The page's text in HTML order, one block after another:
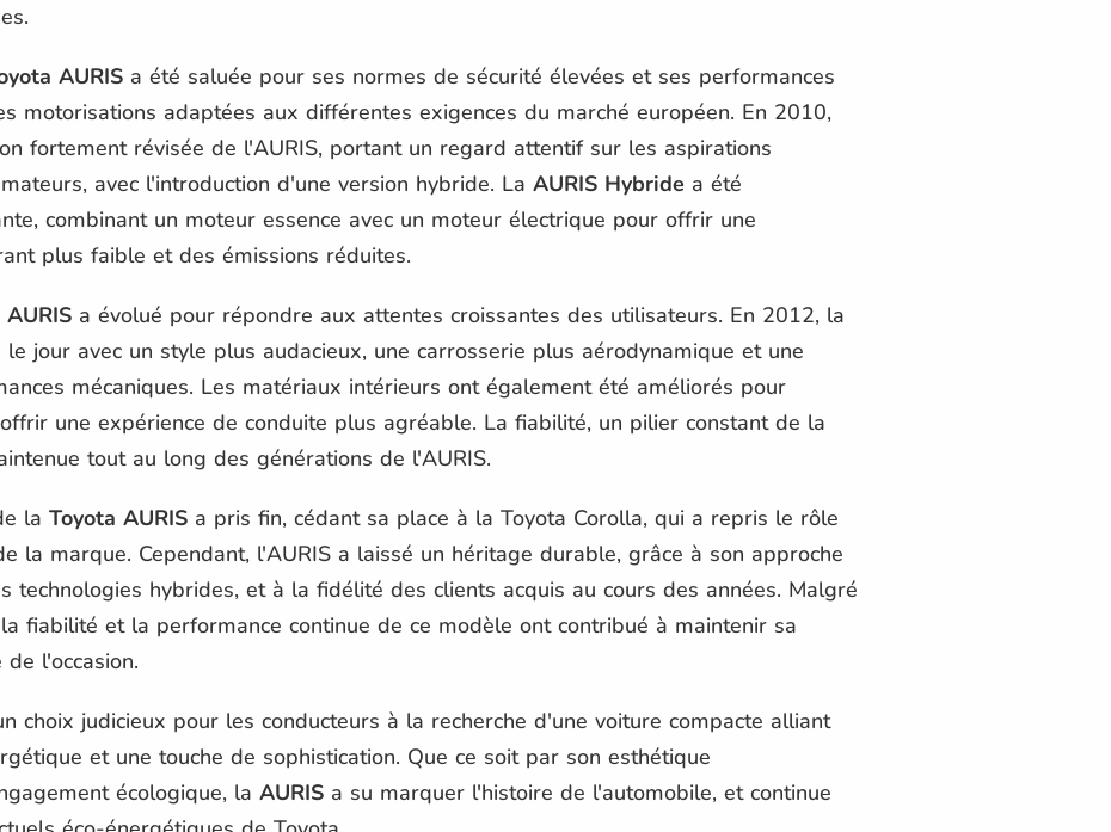
AURIS a été saluée pour ses normes de sécurité élevées et ses performances
motorisations adaptées aux différentes exigences du marché européen. En 2010,
fortement révisée de l'AURIS, portant un regard attentif sur les aspirations
avec l'introduction d'une version hybride. La AURIS Hybride a été
combinant un moteur essence avec un moteur électrique pour offrir une
plus faible et des émissions réduites.
a évolué pour répondre aux attentes croissantes des utilisateurs. En 2012, la
jour avec un style plus audacieux, une carrosserie plus aérodynamique et une
mécaniques. Les matériaux intérieurs ont également été améliorés pour
une expérience de conduite plus agréable. La fiabilité, un pilier constant de la
tout au long des générations de l'AURIS.
la Toyota AURIS a pris fin, cédant sa place à la Toyota Corolla, qui a repris le rôle
la marque. Cependant, l'AURIS a laissé un héritage durable, grâce à son approche
technologies hybrides, et à la fidélité des clients acquis au cours des années. Malgré
fiabilité et la performance continue de ce modèle ont contribué à maintenir sa
l'occasion.
choix judicieux pour les conducteurs à la recherche d'une voiture compacte alliant
et une touche de sophistication. Que ce soit par son esthétique
écologique, la AURIS a su marquer l'histoire de l'automobile, et continue